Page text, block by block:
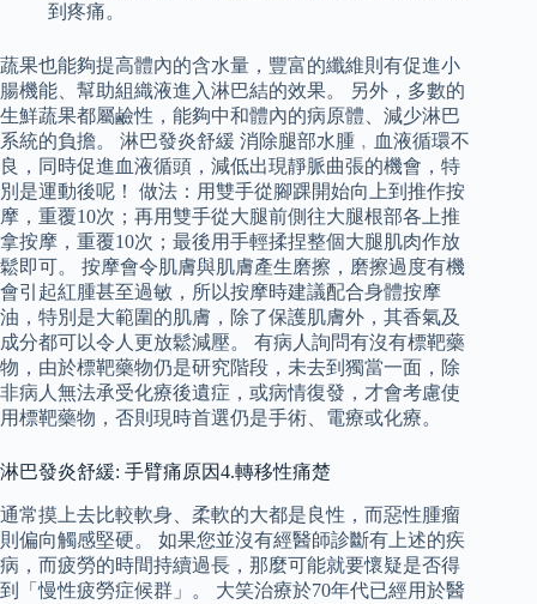
到疼痛。
蔬果也能夠提高體內的含水量，豐富的纖維則有促進小
腸機能、幫助組織液進入淋巴結的效果。 另外，多數的
生鮮蔬果都屬鹼性，能夠中和體內的病原體、減少淋巴
系統的負擔。 淋巴發炎舒緩 消除腿部水腫﹐血液循環不
良，同時促進血液循頭，減低出現靜脈曲張的機會，特
別是運動後呢！ 做法：用雙手從腳踝開始向上到推作按
摩，重覆10次；再用雙手從大腿前側往大腿根部各上推
拿按摩，重覆10次；最後用手輕揉捏整個大腿肌肉作放
鬆即可。 按摩會令肌膚與肌膚產生磨擦，磨擦過度有機
會引起紅腫甚至過敏，所以按摩時建議配合身體按摩
油，特別是大範圍的肌膚，除了保護肌膚外，其香氣及
成分都可以令人更放鬆減壓。 有病人詢問有沒有標靶藥
物，由於標靶藥物仍是研究階段，未去到獨當一面，除
非病人無法承受化療後遺症，或病情復發，才會考慮使
用標靶藥物，否則現時首選仍是手術、電療或化療。
淋巴發炎舒緩: 手臂痛原因4.轉移性痛楚
通常摸上去比較軟身、柔軟的大都是良性，而惡性腫瘤
則偏向觸感堅硬。 如果您並沒有經醫師診斷有上述的疾
病，而疲勞的時間持續過長，那麼可能就要懷疑是否得
到「慢性疲勞症候群」。 大笑治療於70年代已經用於醫